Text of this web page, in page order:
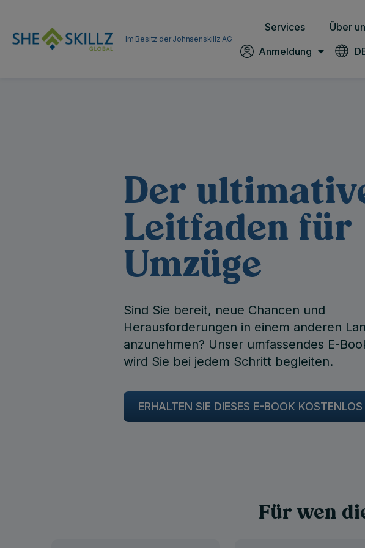
Im Besitz der Johnsenskillz AG
Services Über
Anmeldung
Der
Leitfaden für
Umzüge
Sind Sie bereit, neue Chancen und
Herausforderungen in einem anderen
anzunehmen? Unser umfassendes E-
wird Sie bei jedem Schritt begleiten.
ERHALTEN SIE DIESES E-BOOK KOSTENLOS
Für wen